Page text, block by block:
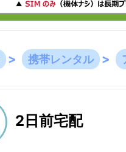
携帯レンタル
2日前宅配